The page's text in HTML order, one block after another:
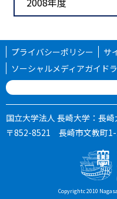
プライバシーポリシー
サ
ソーシャルメディアガイド
国立大学法人 長崎大学：長
〒852-8521 長崎市文教町
Copyrightc 2010